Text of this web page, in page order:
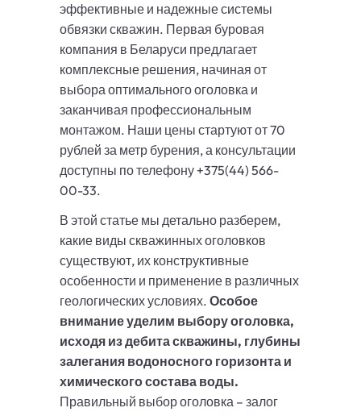
эффективные и надежные системы
обвязки скважин. Первая буровая
компания в Беларуси предлагает
комплексные решения, начиная от
выбора оптимального оголовка и
заканчивая профессиональным
монтажом. Наши цены стартуют от 70
рублей за метр бурения, а консультации
доступны по телефону +375(44) 566-
00-33.
В этой статье мы детально разберем,
какие виды скважинных оголовков
существуют, их конструктивные
особенности и применение в различных
геологических условиях. Особое
внимание уделим выбору оголовка,
исходя из дебита скважины, глубины
залегания водоносного горизонта и
химического состава воды.
Правильный выбор оголовка – залог